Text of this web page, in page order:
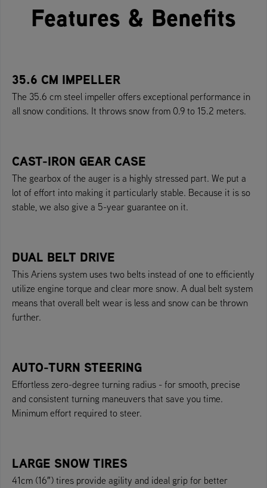
Features & Benefits
35.6 CM IMPELLER
The 35.6 cm steel impeller offers exceptional performance in
all snow conditions. It throws snow from 0.9 to 15.2 meters.
CAST-IRON GEAR CASE
The gearbox of the auger is a highly stressed part. We put a
lot of effort into making it particularly stable. Because it is so
stable, we also give a 5-year guarantee on it.
DUAL BELT DRIVE
This Ariens system uses two belts instead of one to efficiently
utilize engine torque and clear more snow. A dual belt system
means that overall belt wear is less and snow can be thrown
further.
AUTO-TURN STEERING
Effortless zero-degree turning radius - for smooth, precise
and consistent turning maneuvers that save you time.
Minimum effort required to steer.
LARGE SNOW TIRES
41cm (16″) tires provide agility and ideal grip for better